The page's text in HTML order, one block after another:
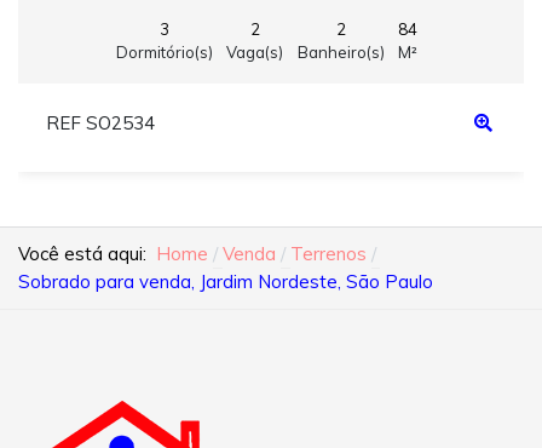
3
Dormitório(s)
2
Vaga(s)
2
Banheiro(s)
84
M²
REF SO2534
Você está aqui: Home Venda
Terrenos
Sobrado para venda, Jardim Nordeste, São Paulo